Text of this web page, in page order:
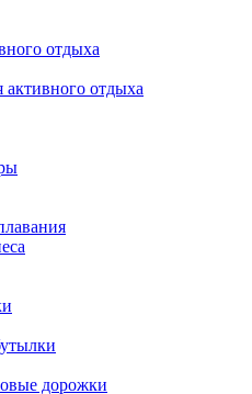
отдыха
отдыха
дорожки